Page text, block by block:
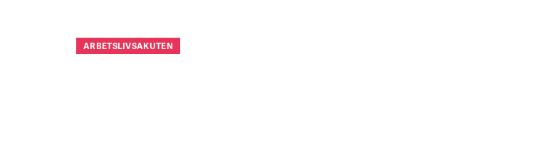
ARBETSLIVSAKUTEN